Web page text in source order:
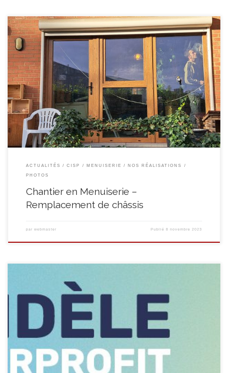
« Le défi était néanmoins de taille : 6 châssis, une porte extérieure côté
jardin, une porte extérieur côté rue avec une partie fixe vitrée et une baie
vitrée en 3 parties sur l’arrière de la maison. Le tout à poser dans un temps
relativement court, l’hiver approchant, avec un seul stagiaire […]
ACTUALITÉS CISP MENUISERIE
NOS RÉALISATIONS
PHOTOS
Chantier en Menuiserie –
Remplacement de châssis
par webmaster Publié8 novembre 2023
Une fois n’est pas coutume, nous allons vous parler d’un sujet qui nous
tient à cœur en vous annonçant notre participation à la nouvelle
campagne de promotion de l’économie sociale ! Car OUI, nous sommes
acteur de l’économie socialeVous ne le savez peut-être pas, mais Le
Quinquet est un acteur […]